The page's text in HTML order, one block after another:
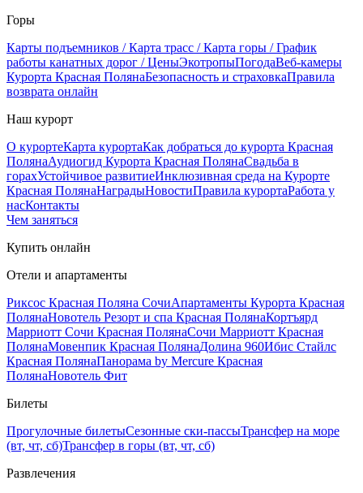
Горы
Карты подъемников / Карта трасс / Карта горы / График
работы канатных дорог / ЦеныЭкотропыПогодаВеб-камеры
Курорта Красная ПолянаБезопасность и страховкаПравила
возврата онлайн
Наш курорт
О курортеКарта курортаКак добраться до курорта Красная
ПолянаАудиогид Курорта Красная ПолянаСвадьба в
горахУстойчивое развитиеИнклюзивная среда на Курорте
Красная ПолянаНаградыНовостиПравила курортаРабота у
насКонтакты
Чем заняться
Купить онлайн
Отели и апартаменты
Риксос Красная Поляна СочиАпартаменты Курорта Красная
ПолянаНовотель Резорт и спа Красная ПолянаКортъярд
Марриотт Сочи Красная ПолянаСочи Марриотт Красная
ПолянаМовенпик Красная ПолянаДолина 960Ибис Стайлс
Красная ПолянаПанорама by Mercure Красная
ПолянаНовотель Фит
Билеты
Прогулочные билетыСезонные ски-пассыТрансфер на море
(вт, чт, сб)Трансфер в горы (вт, чт, сб)
Развлечения